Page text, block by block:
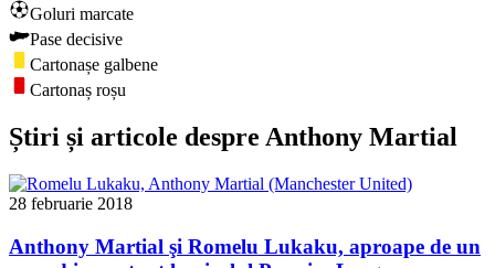
Goluri marcate
Pase decisive
Cartonașe galbene
Cartonaș roșu
Știri și articole despre Anthony Martial
28 februarie 2018
Anthony Martial şi Romelu Lukaku, aproape de un